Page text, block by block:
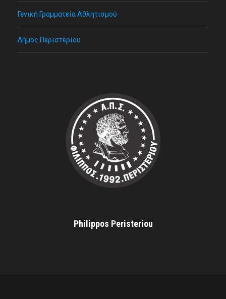
Γενική Γραμματεία Αθλητισμού
Δήμος Περιστερίου
Philippos Peristeriou